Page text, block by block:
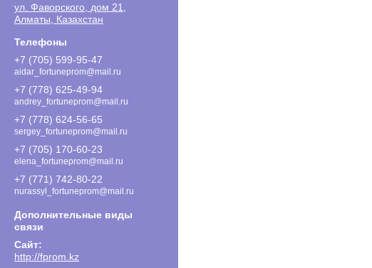
ул. Фаворского, дом 21,
Алматы, Казахстан
+7 (705) 599-95-47
aidar_fortuneprom@mail.ru
+7 (778) 625-49-94
andrey_fortuneprom@mail.ru
+7 (778) 624-56-65
sergey_fortuneprom@mail.ru
+7 (705) 170-60-23
elena_fortuneprom@mail.ru
+7 (771) 742-80-22
nurassyl_fortuneprom@mail.ru
http://fprom.kz